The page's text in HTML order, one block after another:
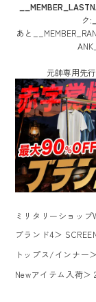
ク:
あと
元帥専用先
ミリタリーショップ
ブランド4＞
トップス/インナー
Newアイテム入荷＞